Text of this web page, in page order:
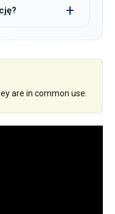
are in common use.